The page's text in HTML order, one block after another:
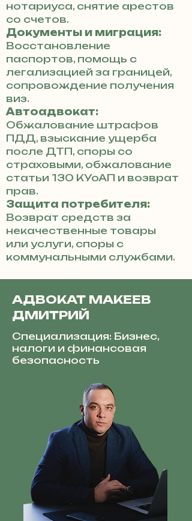
нотариуса, снятие арестов
со счетов.
Документы и миграция:
Восстановление
паспортов, помощь с
легализацией за границей,
сопровождение получения
виз.
Автоадвокат:
Обжалование штрафов
ПДД, взыскание ущерба
после ДТП, споры со
страховыми, обжалование
статьи 130 КУоАП и возврат
прав.
Защита потребителя:
Возврат средств за
некачественные товары
или услуги, споры с
коммунальными службами.
АДВОКАТ МАКЕЕВ
ДМИТРИЙ
Специализация: Бизнес,
налоги и финансовая
безопасность